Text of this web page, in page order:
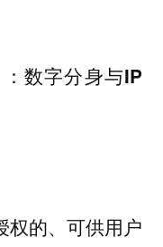
数字分身与IP
权的、可供用户